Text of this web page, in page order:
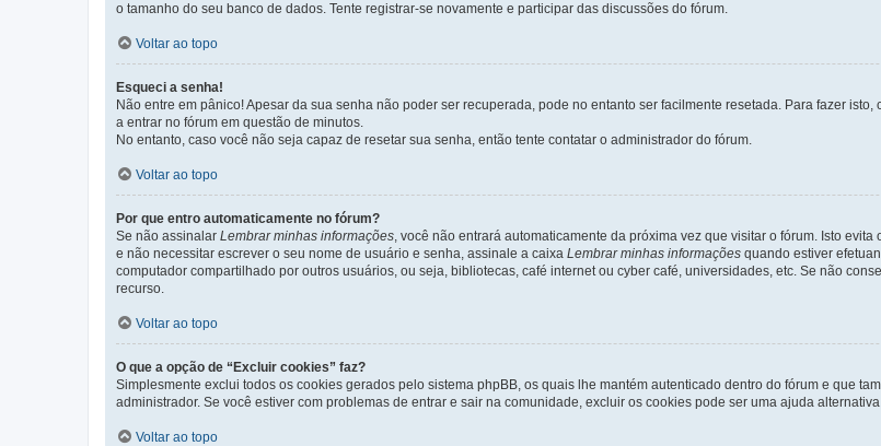
o tamanho do seu banco de dados. Tente registrar-se novamente e participar das discussões do fórum.
Voltar ao topo
Esqueci a senha!
Não entre em pânico! Apesar da sua senha não poder ser recuperada, pode no entanto ser facilmente resetada. Para fazer isto,
a entrar no fórum em questão de minutos.
No entanto, caso você não seja capaz de resetar sua senha, então tente contatar o administrador do fórum.
Voltar ao topo
Por que entro automaticamente no fórum?
Se não assinalar Lembrar minhas informações, você não entrará automaticamente da próxima vez que visitar o fórum. Isto
e não necessitar escrever o seu nome de usuário e senha, assinale a caixa Lembrar minhas informações quando estiver
computador compartilhado por outros usuários, ou seja, bibliotecas, café internet ou cyber café, universidades, etc. Se não
recurso.
Voltar ao topo
O que a opção de “Excluir cookies” faz?
Simplesmente exclui todos os cookies gerados pelo sistema phpBB, os quais lhe mantém autenticado dentro do fórum e que
administrador. Se você estiver com problemas de entrar e sair na comunidade, excluir os cookies pode ser uma ajuda
Voltar ao topo